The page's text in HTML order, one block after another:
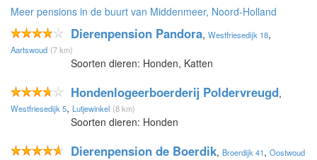
Meer pensions in de buurt van Middenmeer, Noord-Holland
Dierenpension Pandora, Westfriesedijk 18,
Aartswoud (7 km)
Soorten dieren: Honden, Katten
Hondenlogeerboerderij Poldervreugd,
Westfriesedijk 5, Lutjewinkel (8 km)
Soorten dieren: Honden
Dierenpension de Boerdik, Broerdijk 41, Oostwoud